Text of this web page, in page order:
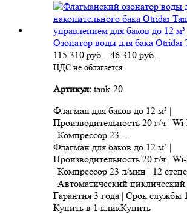
Озонатор воды для бака Otridar
115 310 руб. | 46 310 руб.
НДС не облагается
Артикул: tank-20
Флагман для баков до 12 м³ |
Производительность 20 г/ч |
| Компрессор 23 …
Флагман для баков до 12 м³ |
Производительность 20 г/ч |
| Компрессор 23 л/мин | 12
| Автоматический
Гарантия 3 года | Срок службы
Купить в 1 кликКупить